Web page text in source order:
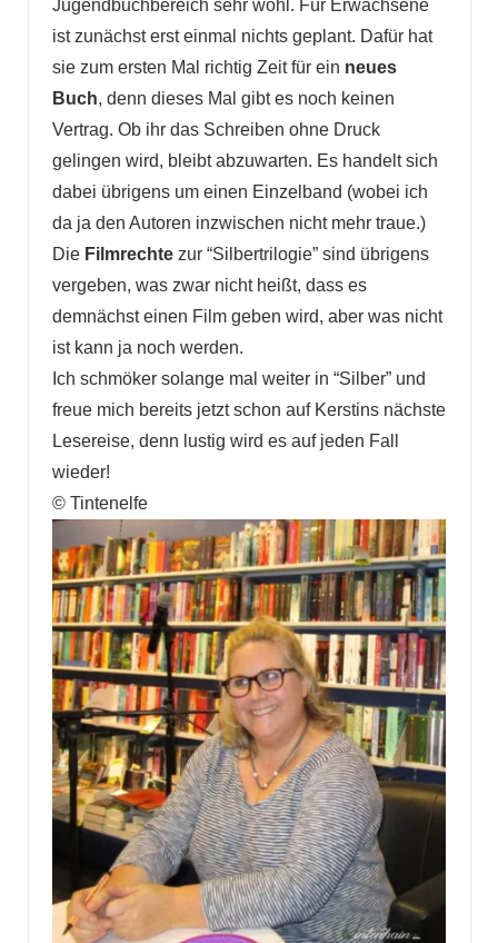
Jugendbuchbereich sehr wohl. Für Erwachsene
ist zunächst erst einmal nichts geplant. Dafür hat
sie zum ersten Mal richtig Zeit für ein neues
Buch, denn dieses Mal gibt es noch keinen
Vertrag. Ob ihr das Schreiben ohne Druck
gelingen wird, bleibt abzuwarten. Es handelt sich
dabei übrigens um einen Einzelband (wobei ich
da ja den Autoren inzwischen nicht mehr traue.)
Die Filmrechtezur “Silbertrilogie” sind übrigens
vergeben, was zwar nicht heißt, dass es
demnächst einen Film geben wird, aber was nicht
ist kann ja noch werden.
Ich schmöker solange mal weiter in “Silber” und
freue mich bereits jetzt schon auf Kerstins nächste
Lesereise, denn lustig wird es auf jeden Fall
wieder!
© Tintenelfe